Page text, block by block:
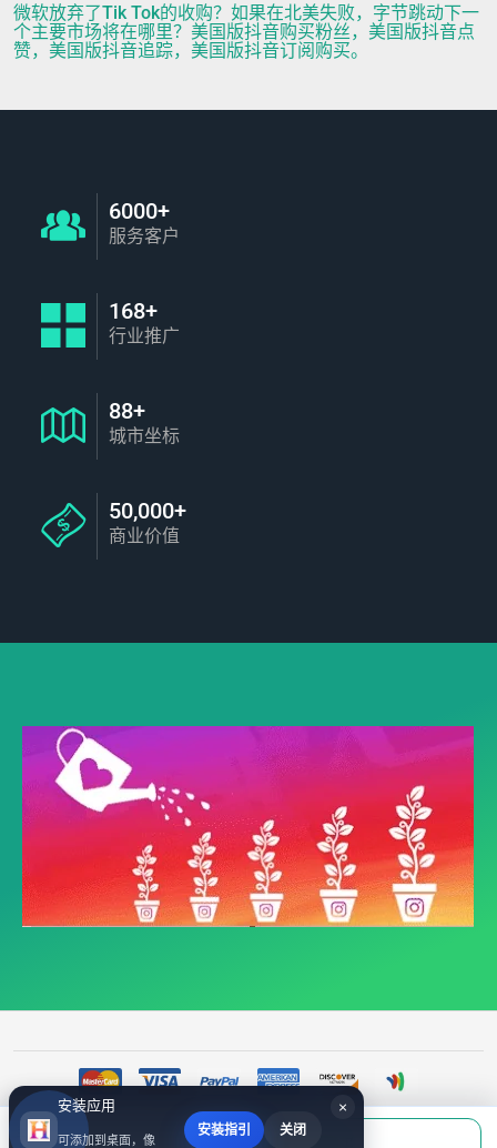
微软放弃了Tik Tok的收购？如果在北美失败，字节跳动下一
个主要市场将在哪里？美国版抖音购买粉丝，美国版抖音点
赞，美国版抖音追踪，美国版抖音订阅购买。
当前应付
6000+
服务客户
168+
行业推广
88+
城市坐标
50,000+
商业价值
×
安装应用
可添加到桌面，像
安装指引 关闭